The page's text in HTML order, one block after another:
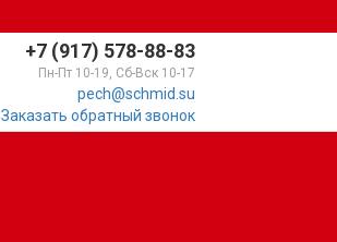
+7 (917) 578-88-83
Пн-Пт 10-19, Сб-Вск 10-17
pech@schmid.su
Заказать обратный звонок